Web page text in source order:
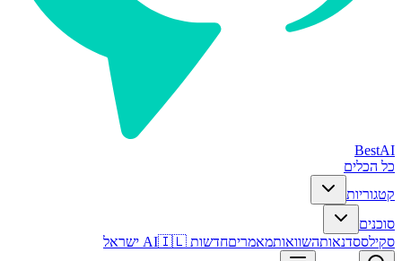
BestAI
כל הכלים
קטגוריות
סוכנים
סקילססדנאותהשוואותמאמריםחדשות AI 🇮🇱 ישראל